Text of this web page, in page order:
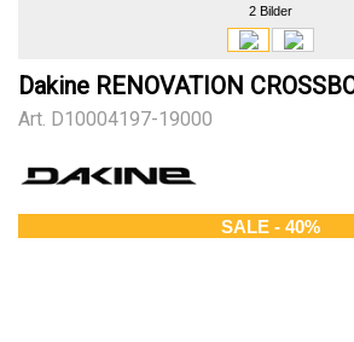
2 Bilder
Dakine RENOVATION
Art. D10004197-19000
SALE - 40%